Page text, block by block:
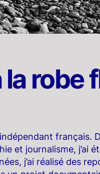
la robe
français.
et journalisme, j’ai
j’ai réalisé des